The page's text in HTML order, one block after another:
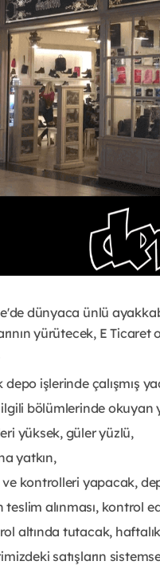
dünyaca ünlü ayakkabı
yürütecek, E
depo işlerinde çalışmış
bölümlerinde okuyan
yüksek, güler yüzlü,
yatkın,
ve kontrolleri yapacak,
alınması, kontrol
altında tutacak,
satışların